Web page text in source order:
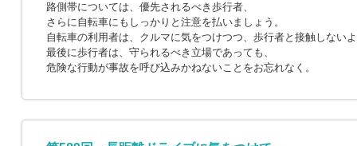
路側帯については、優先されるべき歩行者、
さらに自転車にもしっかりと注意を払いましょう。
自転車の利用者は、クルマに気をつけつつ、歩行者と接触しない
最後に歩行者は、守られるべき立場であっても、
危険な行動が事故を呼び込みかねないことをお忘れなく。